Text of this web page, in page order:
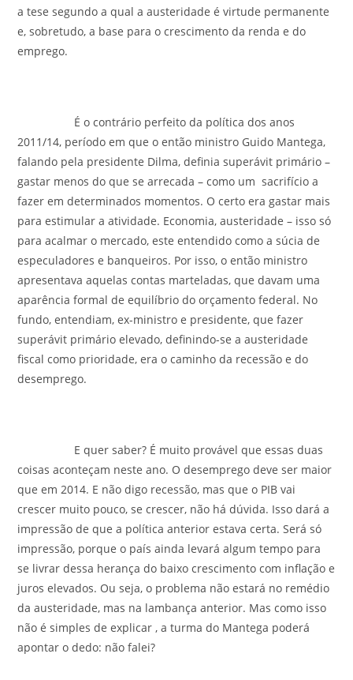
a tese segundo a qual a austeridade é virtude permanente
e, sobretudo, a base para o crescimento da renda e do
emprego.
É o contrário perfeito da política dos anos
2011/14, período em que o então ministro Guido Mantega,
falando pela presidente Dilma, definia superávit primário –
gastar menos do que se arrecada – como um sacrifício a
fazer em determinados momentos. O certo era gastar mais
para estimular a atividade. Economia, austeridade – isso só
para acalmar o mercado, este entendido como a súcia de
especuladores e banqueiros. Por isso, o então ministro
apresentava aquelas contas marteladas, que davam uma
aparência formal de equilíbrio do orçamento federal. No
fundo, entendiam, ex-ministro e presidente, que fazer
superávit primário elevado, definindo-se a austeridade
fiscal como prioridade, era o caminho da recessão e do
desemprego.
E quer saber? É muito provável que essas duas
coisas aconteçam neste ano. O desemprego deve ser maior
que em 2014. E não digo recessão, mas que o PIB vai
crescer muito pouco, se crescer, não há dúvida. Isso dará a
impressão de que a política anterior estava certa. Será só
impressão, porque o país ainda levará algum tempo para
se livrar dessa herança do baixo crescimento com inflação e
juros elevados. Ou seja, o problema não estará no remédio
da austeridade, mas na lambança anterior. Mas como isso
não é simples de explicar , a turma do Mantega poderá
apontar o dedo: não falei?